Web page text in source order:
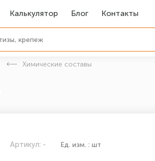
Калькулятор Блог Контакты
Химические составы
Артикул: - Ед. изм. : шт